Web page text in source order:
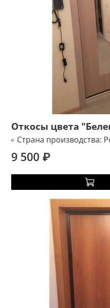
Откосы цвета
Страна производства:
9 500 ₽